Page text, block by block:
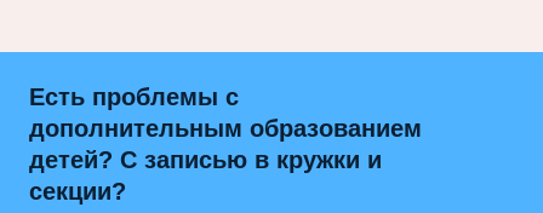
Есть проблемы с
дополнительным образованием
детей? С записью в кружки и
секции?